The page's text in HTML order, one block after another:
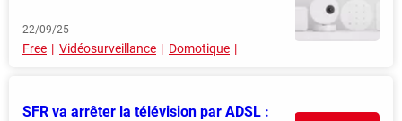
22/09/25
Free Vidéosurveillance Domotique
SFR va arrêter la télévision par ADSL :